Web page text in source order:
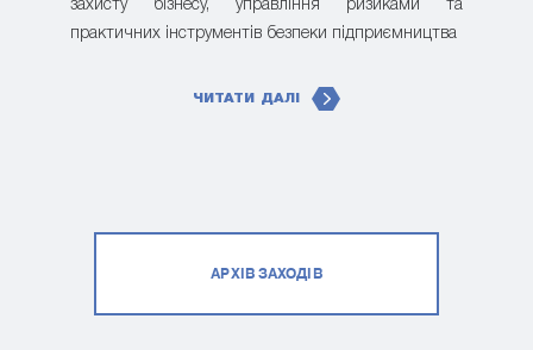
захисту бізнесу, управління ризиками та
практичних інструментів безпеки підприємництва
ЧИТАТИ ДАЛІ
АРХІВ ЗАХОДІВ